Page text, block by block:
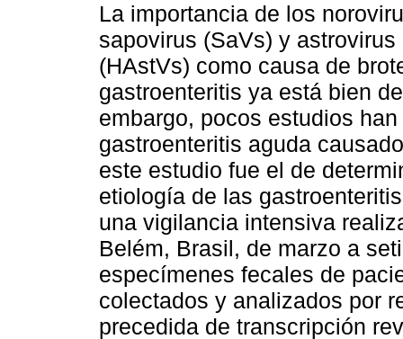
La importancia de los
sapovirus (SaVs) y astrovirus
(HAstVs) como causa de
gastroenteritis ya está bien
embargo, pocos estudios
gastroenteritis aguda
este estudio fue el de
etiología de las
una vigilancia intensiva
Belém, Brasil, de marzo a
especímenes fecales de
colectados y analizados por
precedida de transcripción